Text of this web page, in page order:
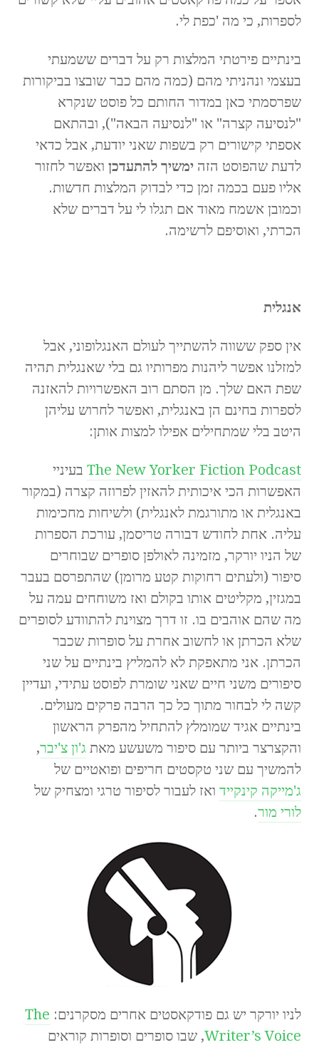
לספרות, כי מה 'כפת לי.
בינתיים פירטתי המלצות רק על דברים ששמעתי
בעצמי ונהניתי מהם (כמה מהם כבר שובצו בביקורות
שפרסמתי כאן במדור החותם כל פוסט שנקרא
"לנסיעה קצרה" או "לנסיעה הבאה"), ובהתאם
אספתי קישורים רק בשפות שאני יודעת, אבל כדאי
לדעת שהפוסט הזה ימשיך להתעדכן ואפשר לחזור
אליו פעם בכמה זמן כדי לבדוק המלצות חדשות.
וכמובן אשמח מאוד אם תגלו לי על דברים שלא
הכרתי, ואוסיפם לרשימה.
אנגלית
אין ספק ששווה להשתייך לעולם האנגלופוני, אבל
למזלנו אפשר ליהנות מפרותיו גם בלי שאנגלית תהיה
שפת האם שלך. מן הסתם רוב האפשרויות להאזנה
לספרות בחינם הן באנגלית, ואפשר לחרוש עליהן
היטב בלי שמתחילים אפילו למצות אותן:
The New Yorker Fiction Podcast בעיניי
האפשרות הכי איכותית להאזין לפרוזה קצרה (במקור
באנגלית או מתורגמת לאנגלית) ולשיחות מחכימות
עליה. אחת לחודש דבורה טריסמן, עורכת הספרות
של הניו יורקר, מזמינה לאולפן סופרים שבוחרים
סיפור (ולעתים רחוקות קטע מרומן) שהתפרסם בעבר
במגזין, מקליטים אותו בקולם ואז משוחחים עמה על
מה שהם אוהבים בו. זו דרך מצוינת להתוודע לסופרים
שלא הכרתן או לחשוב אחרת על סופרות שכבר
הכרתן. אני מתאפקת לא להמליץ בינתיים על שני
סיפורים משני חיים שאני שומרת לפוסט עתידי, ועדיין
קשה לי לבחור מתוך כל כך הרבה פרקים מעולים.
בינתיים אגיד שמומלץ להתחיל מהפרק הראשון
והקצרצר ביותר עם סיפור משעשע מאת ג'ון צ'יבר,
להמשיך עם שני טקסטים חריפים ופואטיים של
ג'מייקה קינקייד ואז לעבור לסיפור טרגי ומצחיק של
לורי מור.
לניו יורקר יש גם פודקאסטים אחרים מסקרנים: The
Writer’s Voice, שבו סופרים וסופרות קוראים